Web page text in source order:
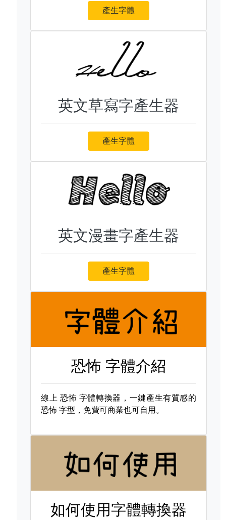
產生字體
英文草寫字產生器
產生字體
英文漫畫字產生器
產生字體
恐怖 字體介紹
線上 恐怖 字體轉換器，一鍵產生有質感的
恐怖 字型，免費可商業也可自用。
如何使用字體轉換器